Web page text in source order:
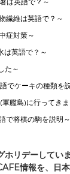
繊維は英語で？～
症対策～
は英語で？～
た～
でケーキの種類を
艦島)に行ってきま
で将棋の駒を説明～
ホリデーしてい
情報を、日